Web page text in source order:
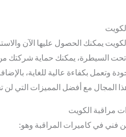
يمكنك الحصول عليها الآن
تحت السيطرة، يمكنك حماية شركتك
وتعمل بكفاءة عالية للغاية،
المجال مع أفضل المميزات التي لن
مراقبة الكويت
فني في كاميرات المراقبة وهو: